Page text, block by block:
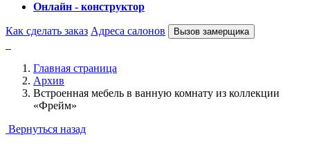
Онлайн - конструктор
Как сделать заказ Адреса салонов Вызов замерщика
Главная страница
Архив
Встроенная мебель в ванную комнату из коллекции
«Фрейм»
Вернуться назад